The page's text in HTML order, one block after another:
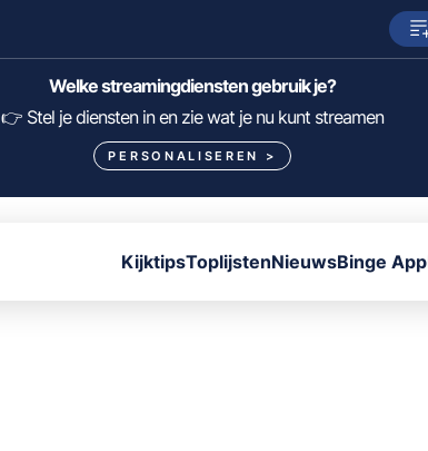
SkyShowtime Prime Video
HBO Max NPO Start
Pathé Thuis
Welke streamingdiensten gebruik je?
👉 Stel je diensten in en zie wat je nu kunt streamen
PERSONALISEREN >
KijktipsToplijstenNieuwsBinge App